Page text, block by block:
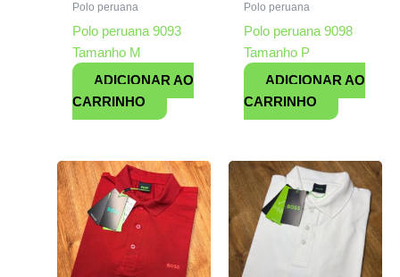
Polo peruana
Polo peruana 9093
Tamanho M
ADICIONAR AO
CARRINHO
Polo peruana
Polo peruana 9098
Tamanho P
ADICIONAR AO
CARRINHO